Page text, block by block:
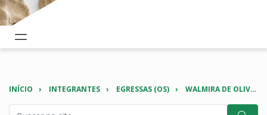
INÍCIO INTEGRANTES EGRESSAS (OS) WALMIRA DE OLIVEIRA SANTOS